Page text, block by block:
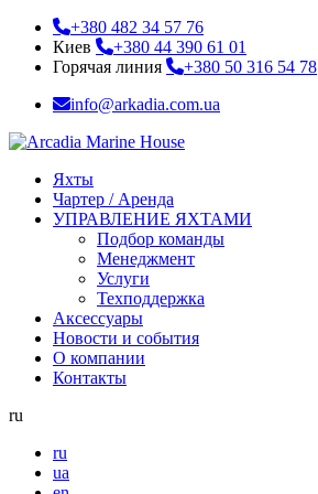
+380 482 34 57 76
Киев
+380 44 390 61 01
Горячая линия
+380 50 316 54 78
info@arkadia.com.ua
Яхты
Чартер / Аренда
УПРАВЛЕНИЕ ЯХТАМИ
Подбор команды
Менеджмент
Услуги
Техподдержка
Аксессуары
Новости и события
О компании
Контакты
ru
ru
ua